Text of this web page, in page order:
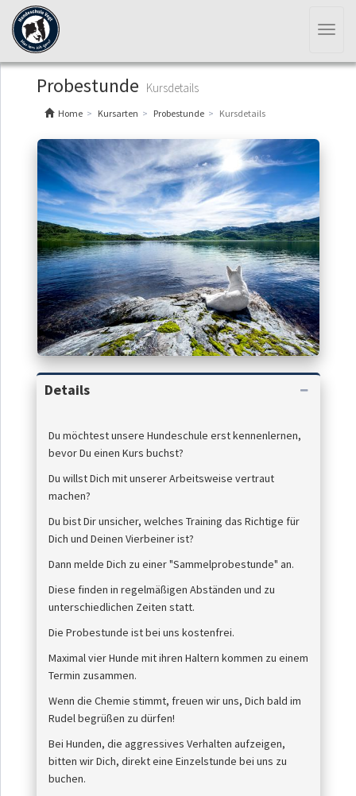
Probestunde Kursdetails
Home Kursarten Probestunde Kursdetails
Details
Du möchtest unsere Hundeschule erst kennenlernen,
bevor Du einen Kurs buchst?
Du willst Dich mit unserer Arbeitsweise vertraut
machen?
Du bist Dir unsicher, welches Training das Richtige für
Dich und Deinen Vierbeiner ist?
Dann melde Dich zu einer "Sammelprobestunde" an.
Diese finden in regelmäßigen Abständen und zu
unterschiedlichen Zeiten statt.
Die Probestunde ist bei uns kostenfrei.
Maximal vier Hunde mit ihren Haltern kommen zu einem
Termin zusammen.
Wenn die Chemie stimmt, freuen wir uns, Dich bald im
Rudel begrüßen zu dürfen!
Bei Hunden, die aggressives Verhalten aufzeigen,
bitten wir Dich, direkt eine Einzelstunde bei uns zu
buchen.